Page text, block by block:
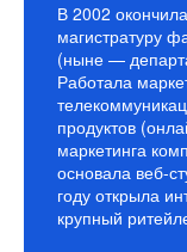
В 2002
магистратуру
(ныне —
Работала
продуктов
маркетинга
основала веб-
году открыла
крупный